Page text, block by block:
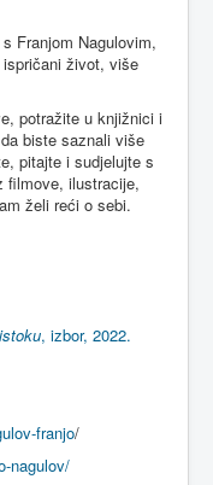
Franjom Nagulovim,
život, više
potražite u knjižnici i
biste saznali više
pitajte i sudjelujte s
filmove, ilustracije,
želi reći o sebi.
, izbor, 2022.
franjo/
nagulov/